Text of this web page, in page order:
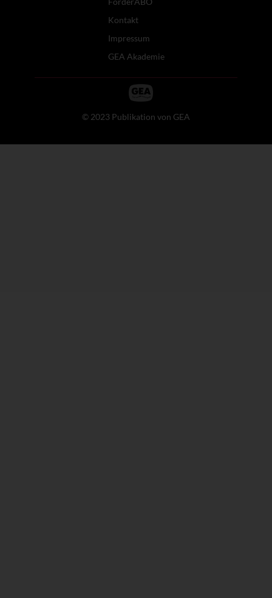
Kontakt
Impressum
GEA Akademie
© 2023 Publikation von GEA